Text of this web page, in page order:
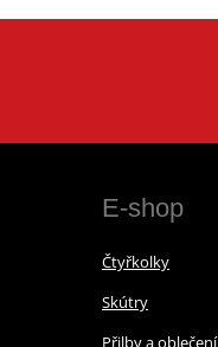
E-shop
Čtyřkolky
Skútry
Přilby a oblečení